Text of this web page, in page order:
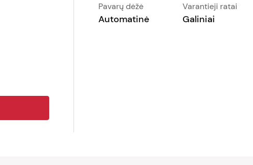
Pavarų dėžė
Automatinė
Varantieji ratai
Galiniai